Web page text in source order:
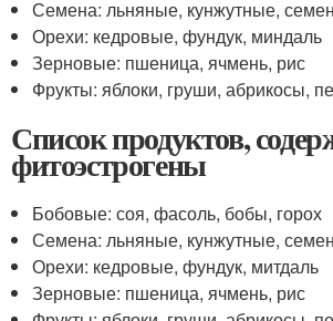
Семена: льняные, кунжутные,
Орехи: кедровые, фундук, миндаль
Зерновые: пшеница, ячмень, рис
Фрукты: яблоки, груши, абрикосы,
Список продуктов,
фитоэстрогены
Бобовые: соя, фасоль, бобы, горох
Семена: льняные, кунжутные,
Орехи: кедровые, фундук, митдаль
Зерновые: пшеница, ячмень, рис